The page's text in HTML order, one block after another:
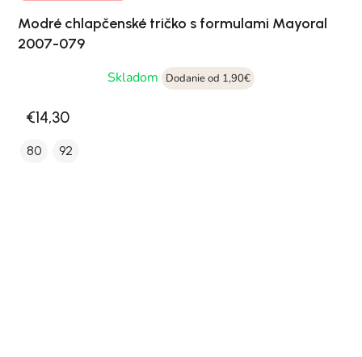
Modré chlapčenské tričko s formulami Mayoral
2007-079
Skladom
Dodanie od 1,90€
€14,30
80 92